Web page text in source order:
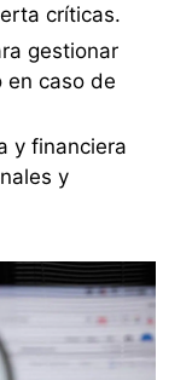
críticas.
gestionar
en caso de
y financiera
y